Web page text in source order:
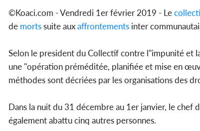
©Koaci.com - Vendredi 1er février 2019 - Le
de mortssuite auxaffrontements inter
Selon le president du Collectif contre l"impunité et
une "opération préméditée, planifiée et mise en
méthodes sont décriées par les organisations des
Dans la nuit du 31 décembre au 1er janvier, le chef
également abattu cinq autres personnes.